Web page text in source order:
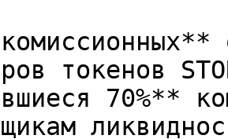
токенов
70%**